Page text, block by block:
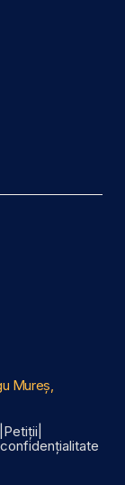
Mureș,
Petiții